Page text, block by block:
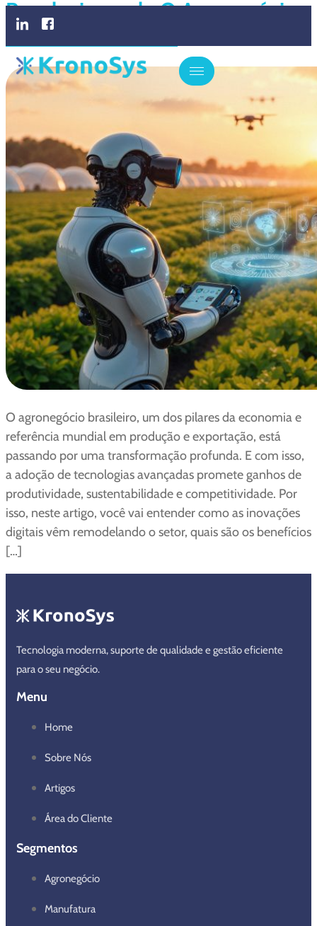
Revolucionando O Agronegócio
No Brasil Em 2025
O agronegócio brasileiro, um dos pilares da economia e
referência mundial em produção e exportação, está
passando por uma transformação profunda. E com isso,
a adoção de tecnologias avançadas promete ganhos de
produtividade, sustentabilidade e competitividade. Por
isso, neste artigo, você vai entender como as inovações
digitais vêm remodelando o setor, quais são os benefícios
[…]
Tecnologia moderna, suporte de qualidade e gestão eficiente
para o seu negócio.
Menu
Home
Sobre Nós
Artigos
Área do Cliente
Segmentos
Agronegócio
Manufatura